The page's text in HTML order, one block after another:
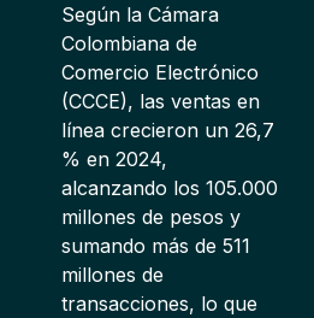
Según la Cámara
Colombiana de
Comercio Electrónico
(CCCE), las ventas en
línea crecieron un 26,7
% en 2024,
alcanzando los 105.000
millones de pesos y
sumando más de 511
millones de
transacciones, lo que